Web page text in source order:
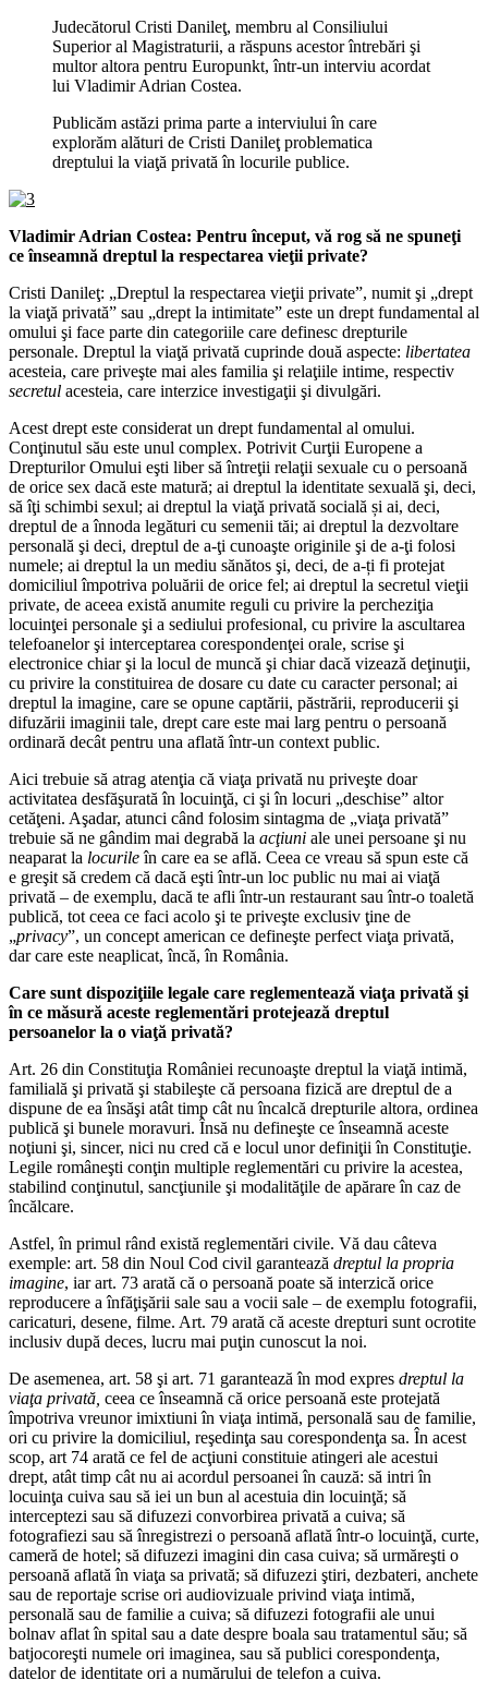
Judecătorul Cristi Danileţ, membru al Consiliului
Superior al Magistraturii, a răspuns acestor întrebări şi
multor altora pentru Europunkt, într-un interviu acordat
lui Vladimir Adrian Costea.
Publicăm astăzi prima parte a interviului în care
explorăm alături de Cristi Danileţ problematica
dreptului la viaţă privată în locurile publice.
Vladimir Adrian Costea: Pentru început, vă rog să ne spuneţi
ce înseamnă dreptul la respectarea vieţii private?
Cristi Danileţ: „Dreptul la respectarea vieţii private”, numit şi „drept
la viaţă privată” sau „drept la intimitate” este un drept fundamental al
omului şi face parte din categoriile care definesc drepturile
personale. Dreptul la viaţă privată cuprinde două aspecte: libertatea
acesteia, care priveşte mai ales familia şi relaţiile intime, respectiv
secretul acesteia, care interzice investigaţii şi divulgări.
Acest drept este considerat un drept fundamental al omului.
Conţinutul său este unul complex. Potrivit Curţii Europene a
Drepturilor Omului eşti liber să întreţii relaţii sexuale cu o persoană
de orice sex dacă este matură; ai dreptul la identitate sexuală şi, deci,
să îţi schimbi sexul; ai dreptul la viaţă privată socială și ai, deci,
dreptul de a înnoda legături cu semenii tăi; ai dreptul la dezvoltare
personală şi deci, dreptul de a-ţi cunoaşte originile şi de a-ţi folosi
numele; ai dreptul la un mediu sănătos şi, deci, de a-ți fi protejat
domiciliul împotriva poluării de orice fel; ai dreptul la secretul vieţii
private, de aceea există anumite reguli cu privire la percheziţia
locuinţei personale şi a sediului profesional, cu privire la ascultarea
telefoanelor şi interceptarea corespondenţei orale, scrise şi
electronice chiar şi la locul de muncă şi chiar dacă vizează deţinuţii,
cu privire la constituirea de dosare cu date cu caracter personal; ai
dreptul la imagine, care se opune captării, păstrării, reproducerii şi
difuzării imaginii tale, drept care este mai larg pentru o persoană
ordinară decât pentru una aflată într-un context public.
Aici trebuie să atrag atenţia că viaţa privată nu priveşte doar
activitatea desfăşurată în locuinţă, ci şi în locuri „deschise” altor
cetăţeni. Aşadar, atunci când folosim sintagma de „viaţa privată”
trebuie să ne gândim mai degrabă la acţiuni ale unei persoane şi nu
neaparat la locurileîn care ea se află. Ceea ce vreau să spun este că
e greşit să credem că dacă eşti într-un loc public nu mai ai viaţă
privată – de exemplu, dacă te afli într-un restaurant sau într-o toaletă
publică, tot ceea ce faci acolo şi te priveşte exclusiv ţine de
„privacy”, un concept american ce defineşte perfect viaţa privată,
dar care este neaplicat, încă, în România.
Care sunt dispoziţiile legale care reglementează viaţa privată şi
în ce măsură aceste reglementări protejează dreptul
persoanelor la o viaţă privată?
Art. 26 din Constituţia României recunoaşte dreptul la viaţă intimă,
familială şi privată şi stabileşte că persoana fizică are dreptul de a
dispune de ea însăşi atât timp cât nu încalcă drepturile altora, ordinea
publică şi bunele moravuri. Însă nu defineşte ce înseamnă aceste
noţiuni şi, sincer, nici nu cred că e locul unor definiţii în Constituţie.
Legile româneşti conţin multiple reglementări cu privire la acestea,
stabilind conţinutul, sancţiunile şi modalităţile de apărare în caz de
încălcare.
Astfel, în primul rând există reglementări civile. Vă dau câteva
exemple: art. 58 din Noul Cod civil garantează dreptul la propria
imagine, iar art. 73 arată că o persoană poate să interzică orice
reproducere a înfăţişării sale sau a vocii sale – de exemplu fotografii,
caricaturi, desene, filme. Art. 79 arată că aceste drepturi sunt ocrotite
inclusiv după deces, lucru mai puţin cunoscut la noi.
De asemenea, art. 58 şi art. 71 garantează în mod expres dreptul la
viaţa privată, ceea ce înseamnă că orice persoană este protejată
împotriva vreunor imixtiuni în viaţa intimă, personală sau de familie,
ori cu privire la domiciliul, reşedinţa sau corespondenţa sa. În acest
scop, art 74 arată ce fel de acţiuni constituie atingeri ale acestui
drept, atât timp cât nu ai acordul persoanei în cauză: să intri în
locuinţa cuiva sau să iei un bun al acestuia din locuinţă; să
interceptezi sau să difuzezi convorbirea privată a cuiva; să
fotografiezi sau să înregistrezi o persoană aflată într-o locuinţă, curte,
cameră de hotel; să difuzezi imagini din casa cuiva; să urmăreşti o
persoană aflată în viaţa sa privată; să difuzezi ştiri, dezbateri, anchete
sau de reportaje scrise ori audiovizuale privind viaţa intimă,
personală sau de familie a cuiva; să difuzezi fotografii ale unui
bolnav aflat în spital sau a date despre boala sau tratamentul său; să
batjocoreşti numele ori imaginea, sau să publici corespondenţa,
datelor de identitate ori a numărului de telefon a cuiva.